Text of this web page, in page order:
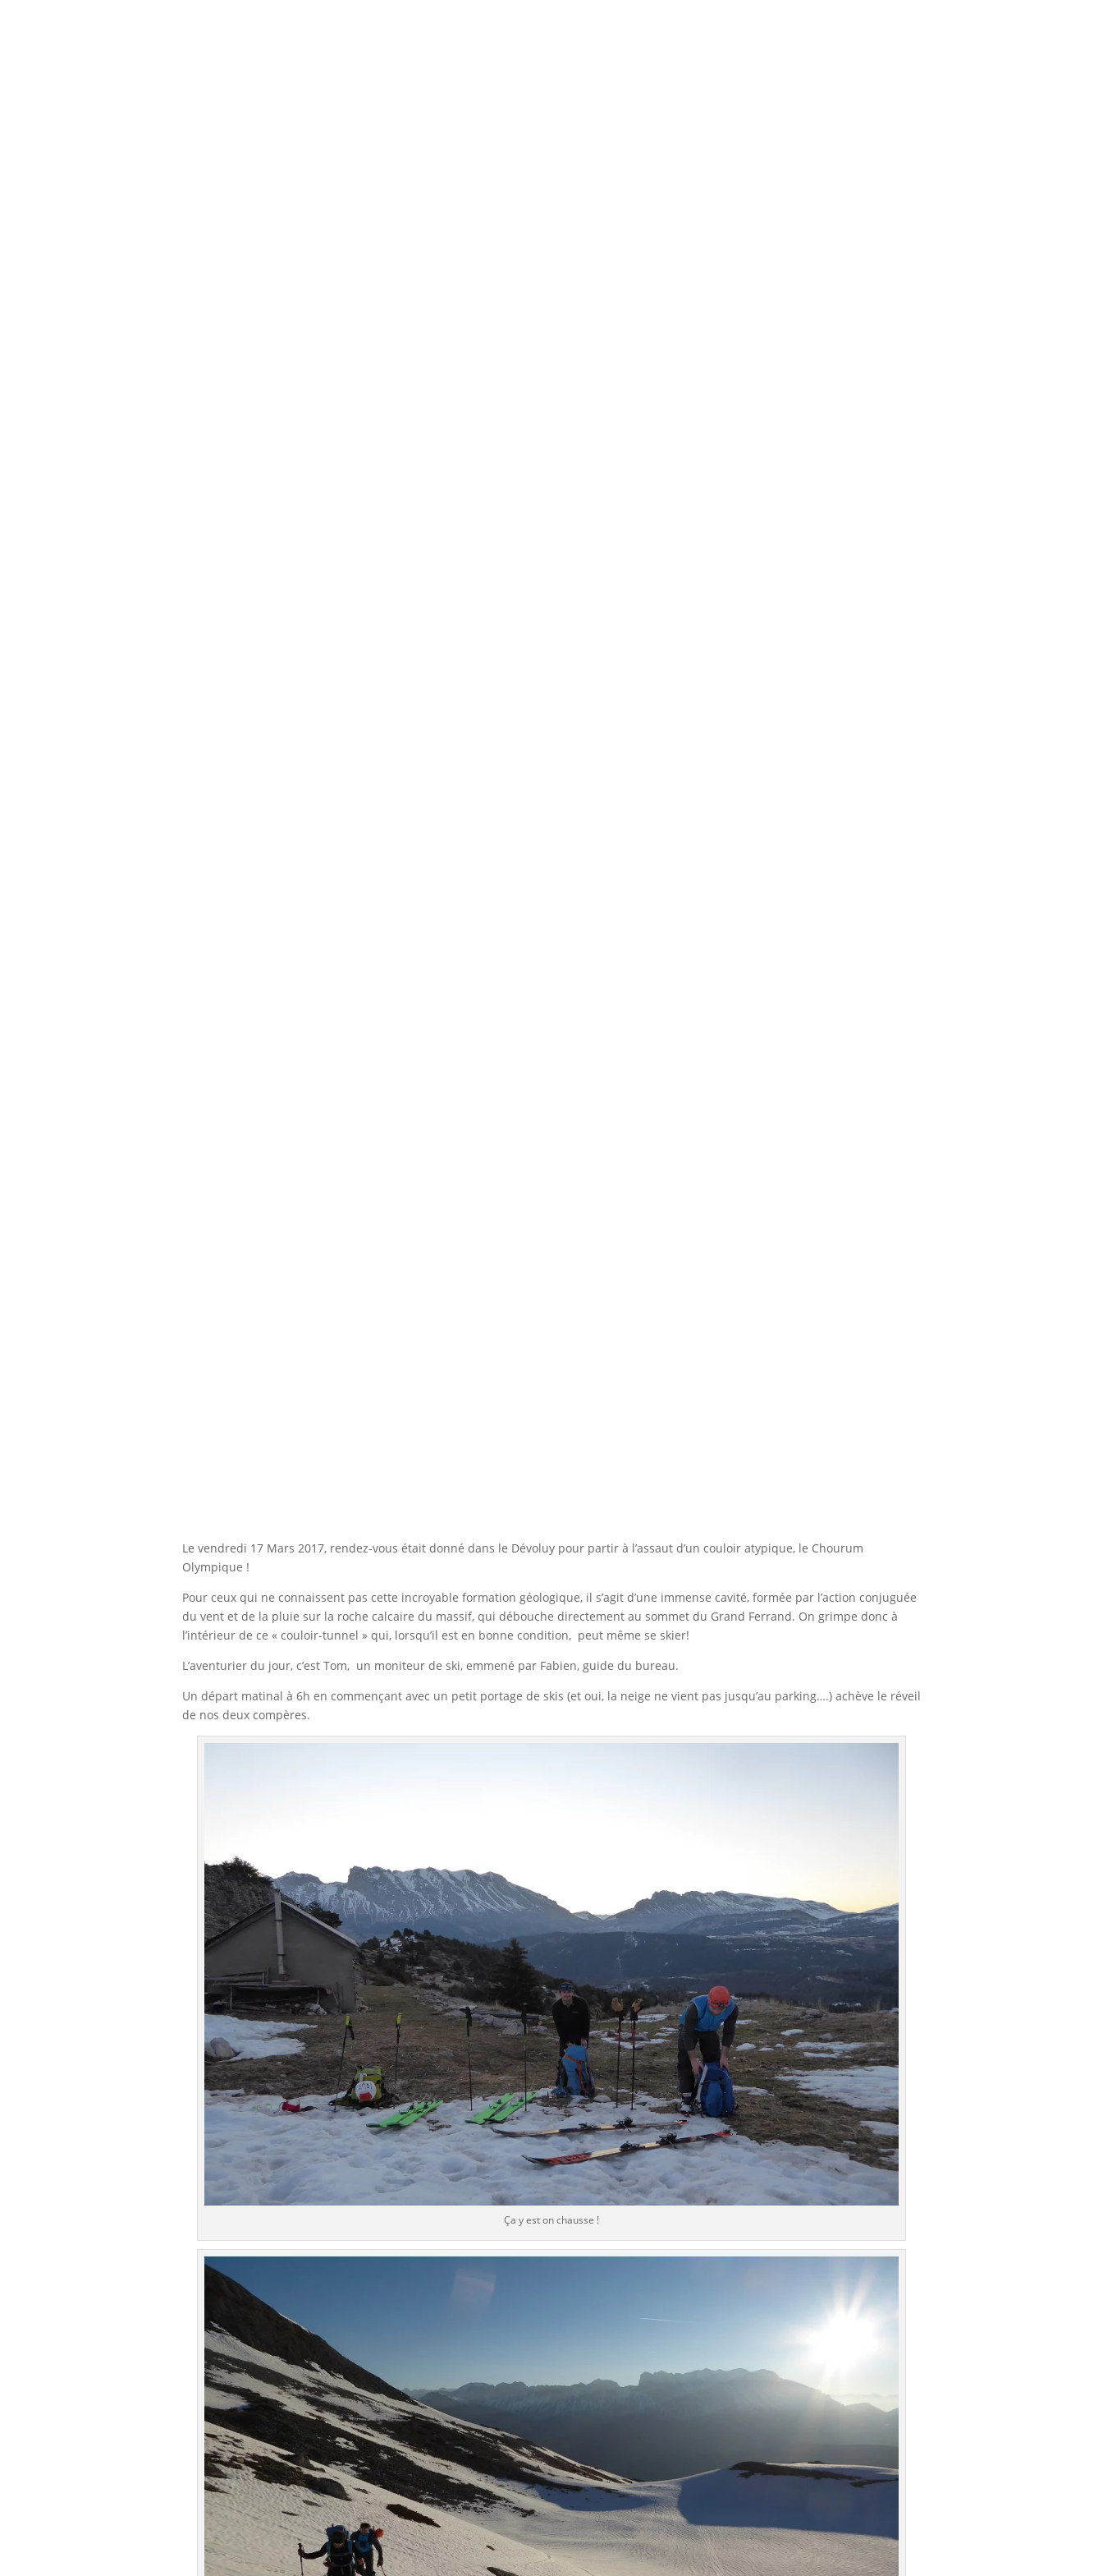
Le vendredi 17 Mars 2017, rendez-vous était donné dans le Dévoluy pour partir à l’assaut d’un couloir atypique, le Chourum
Olympique !
Pour ceux qui ne connaissent pas cette incroyable formation géologique, il s’agit d’une immense cavité, formée par l’action conjuguée
du vent et de la pluie sur la roche calcaire du massif, qui débouche directement au sommet du Grand Ferrand. On grimpe donc à
l’intérieur de ce « couloir-tunnel » qui, lorsqu’il est en bonne condition, peut même se skier!
L’aventurier du jour, c’est Tom, un moniteur de ski, emmené par Fabien, guide du bureau.
Un départ matinal à 6h en commençant avec un petit portage de skis (et oui, la neige ne vient pas jusqu’au parking….) achève le réveil
de nos deux compères.
Ça y est on chausse !